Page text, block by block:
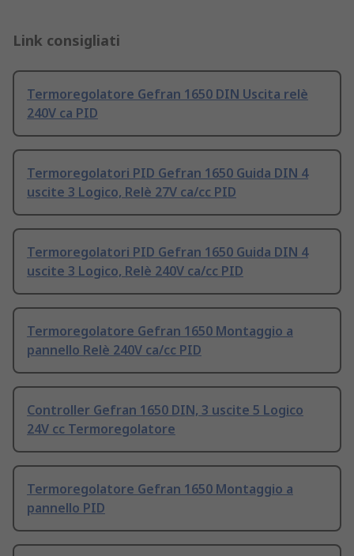
Link consigliati
Termoregolatore Gefran 1650 DIN Uscita relè
240V ca PID
Termoregolatori PID Gefran 1650 Guida DIN 4
uscite 3 Logico, Relè 27V ca/cc PID
Termoregolatori PID Gefran 1650 Guida DIN 4
uscite 3 Logico, Relè 240V ca/cc PID
Termoregolatore Gefran 1650 Montaggio a
pannello Relè 240V ca/cc PID
Controller Gefran 1650 DIN, 3 uscite 5 Logico
24V cc Termoregolatore
Termoregolatore Gefran 1650 Montaggio a
pannello PID